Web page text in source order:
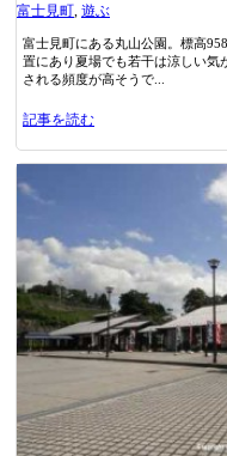
富士見町, 遊ぶ
富士見町にある丸山公園。標高
置にあり夏場でも若干は涼しい気
される頻度が高そうで...
記事を読む